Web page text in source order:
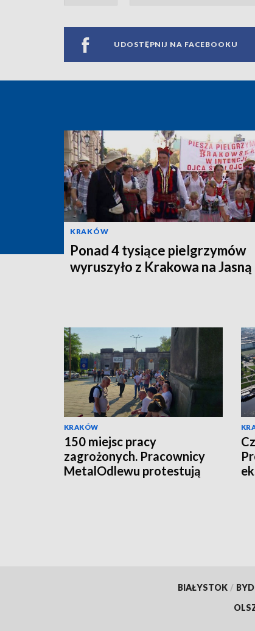
UDOSTĘPNIJ NA FACEBOOKU
KRAKÓW
Ponad 4 tysiące pielgrzymów
wyruszyło z Krakowa na
KRAKÓW
150 miejsc pracy
zagrożonych. Pracownicy
MetalOdlewu protestują
BIAŁYSTOK /